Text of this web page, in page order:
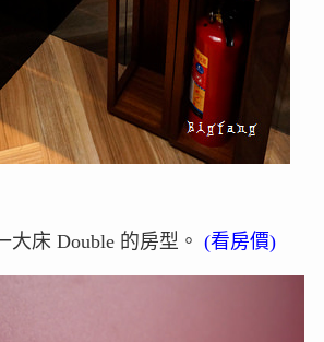
大床 Double 的房型。 (看房價)